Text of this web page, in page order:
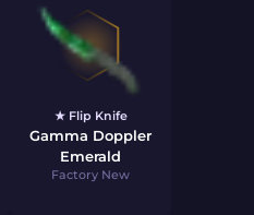
★ Flip Knife
Gamma Doppler
Emerald
Factory New